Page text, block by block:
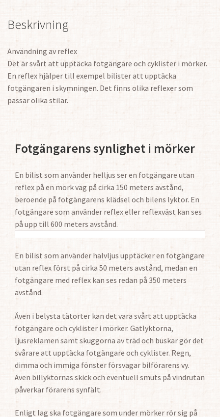
Beskrivning
Användning av reflex
Det är svårt att upptäcka fotgängare och cyklister i mörker.
En reflex hjälper till exempel bilister att upptäcka
fotgängaren i skymningen. Det finns olika reflexer som
passar olika stilar.
Fotgängarens synlighet i mörker
En bilist som använder helljus ser en fotgängare utan
reflex på en mörk väg på cirka 150 meters avstånd,
beroende på fotgängarens klädsel och bilens lyktor. En
fotgängare som använder reflex eller reflexväst kan ses
på upp till 600 meters avstånd.
En bilist som använder halvljus upptäcker en fotgängare
utan reflex först på cirka 50 meters avstånd, medan en
fotgängare med reflex kan ses redan på 350 meters
avstånd.
Även i belysta tätorter kan det vara svårt att upptäcka
fotgängare och cyklister i mörker. Gatlyktorna,
ljusreklamen samt skuggorna av träd och buskar gör det
svårare att upptäcka fotgängare och cyklister. Regn,
dimma och immiga fönster försvagar bilförarens vy.
Även billyktornas skick och eventuell smuts på vindrutan
påverkar förarens synfält.
Enligt lag ska fotgängare som under mörker rör sig på